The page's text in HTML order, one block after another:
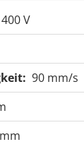
400 V
90 mm/s